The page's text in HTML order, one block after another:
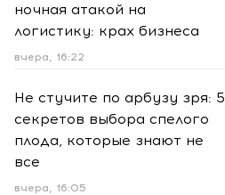
ночная атакой на
логистику: крах бизнеса
вчера, 16:22
Не стучите по арбузу зря: 5
секретов выбора спелого
плода, которые знают не
все
вчера, 16:05